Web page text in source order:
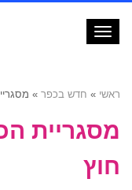
תפריט
ראשי » חדש בכפר »
מסגריית
חוץ